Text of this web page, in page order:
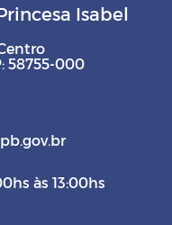
Isabel
58755-000
às 13:00hs